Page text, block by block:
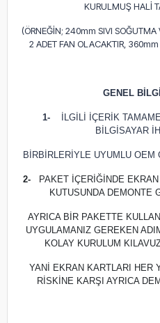
KURULMUŞ HALİ
(ÖRNEĞİN; 240mm SIVI SOĞUTMA
2 ADET FAN OLACAKTIR,
GENEL
1-
İLGİLİ İÇERİK
BİLGİSAYAR
BİRBİRLERİYLE UYUMLU
2-
PAKET İÇERİĞİNDE
KUTUSUNDA DEMONTE
AYRICA BİR PAKETTE
UYGULAMANIZ GEREKEN
KOLAY KURULUM
YANİ EKRAN KARTLARI HER
RİSKİNE KARŞI AYRICA